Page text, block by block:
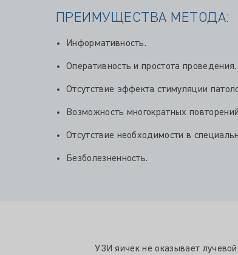
ПРЕИМУЩЕСТВА МЕТОДА:
Информативность.
Оперативность и простота проведения.
Отсутствие эффекта стимуляции
Возможность многократных
Отсутствие необходимости в
Безболезненность.
УЗИ яичек не оказывает